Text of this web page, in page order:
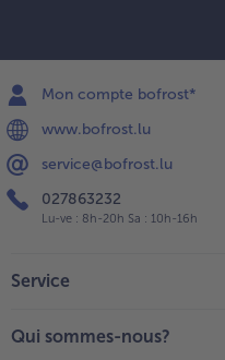
Mon compte bofrost*
www.bofrost.lu
service@bofrost.lu
027863232
Lu-ve : 8h-20h Sa : 10h-16h
Service
Qui sommes-nous?